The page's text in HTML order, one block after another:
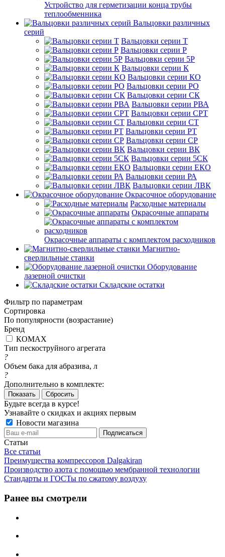
Устройство для герметизации конца трубы
теплообменника
Вальцовки различных
серий
Вальцовки серии Т
Вальцовки серии Р
Вальцовки серии 5Р
Вальцовки серии К
Вальцовки серии КО
Вальцовки серии РО
Вальцовки серии СК
Вальцовки серии РВА
Вальцовки серии СРТ
Вальцовки серии СТ
Вальцовки серии РТ
Вальцовки серии СР
Вальцовки серии ВК
Вальцовки серии 5СК
Вальцовки серии ЕКО
Вальцовки серии РА
Вальцовки серии ЛВК
Окрасочное оборудование
Расходные материалы
Окрасочные аппараты
Окрасочные аппараты с комплектом расходников
Магнитно-
сверлильные станки
Оборудование
лазерной очистки
Складские остатки
Фильтр по параметрам
Сортировка
По популярности (возрастание)
Бренд
КОМАХ
Тип пескоструйного агрегата
?
Объем бака для абразива, л
?
Дополнительно в комплекте:
Сбросить
Будьте всегда в курсе!
Узнавайте о скидках и акциях первым
Новости магазина
Статьи
Все статьи
Преимущества компрессоров Dalgakiran
Производство азота с помощью мембранной технологии
Стандарты и ГОСТы по сжатому воздуху
Ранее вы смотрели